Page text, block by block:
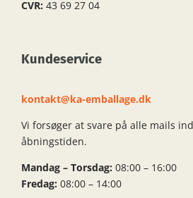
CVR: 43 69 27 04
Kundeservice
kontakt@ka-emballage.dk
Vi forsøger at svare på alle mails
åbningstiden.
Mandag – Torsdag: 08:00 – 16:00
Fredag: 08:00 – 14:00